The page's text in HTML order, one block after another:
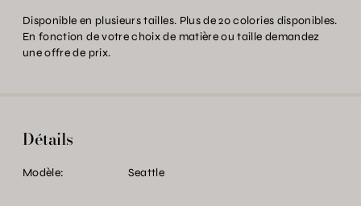
Disponible en plusieurs tailles. Plus de 20 colories disponibles.
En fonction de votre choix de matière ou taille demandez
une offre de prix.
Détails
Modèle: Seattle